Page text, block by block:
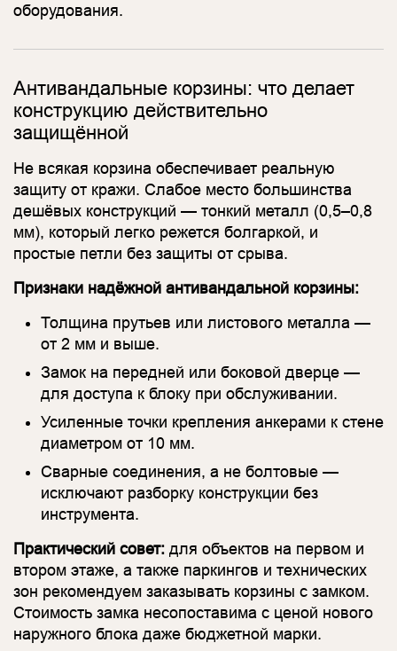
оборудования.
Антивандальные корзины: что делает
конструкцию действительно
защищённой
Не всякая корзина обеспечивает реальную
защиту от кражи. Слабое место большинства
дешёвых конструкций — тонкий металл (0,5–0,8
мм), который легко режется болгаркой, и
простые петли без защиты от срыва.
Признаки надёжной антивандальной корзины:
Толщина прутьев или листового металла —
от 2 мм и выше.
Замок на передней или боковой дверце —
для доступа к блоку при обслуживании.
Усиленные точки крепления анкерами к стене
диаметром от 10 мм.
Сварные соединения, а не болтовые —
исключают разборку конструкции без
инструмента.
Практический совет: для объектов на первом и
втором этаже, а также паркингов и технических
зон рекомендуем заказывать корзины с замком.
Стоимость замка несопоставима с ценой нового
наружного блока даже бюджетной марки.